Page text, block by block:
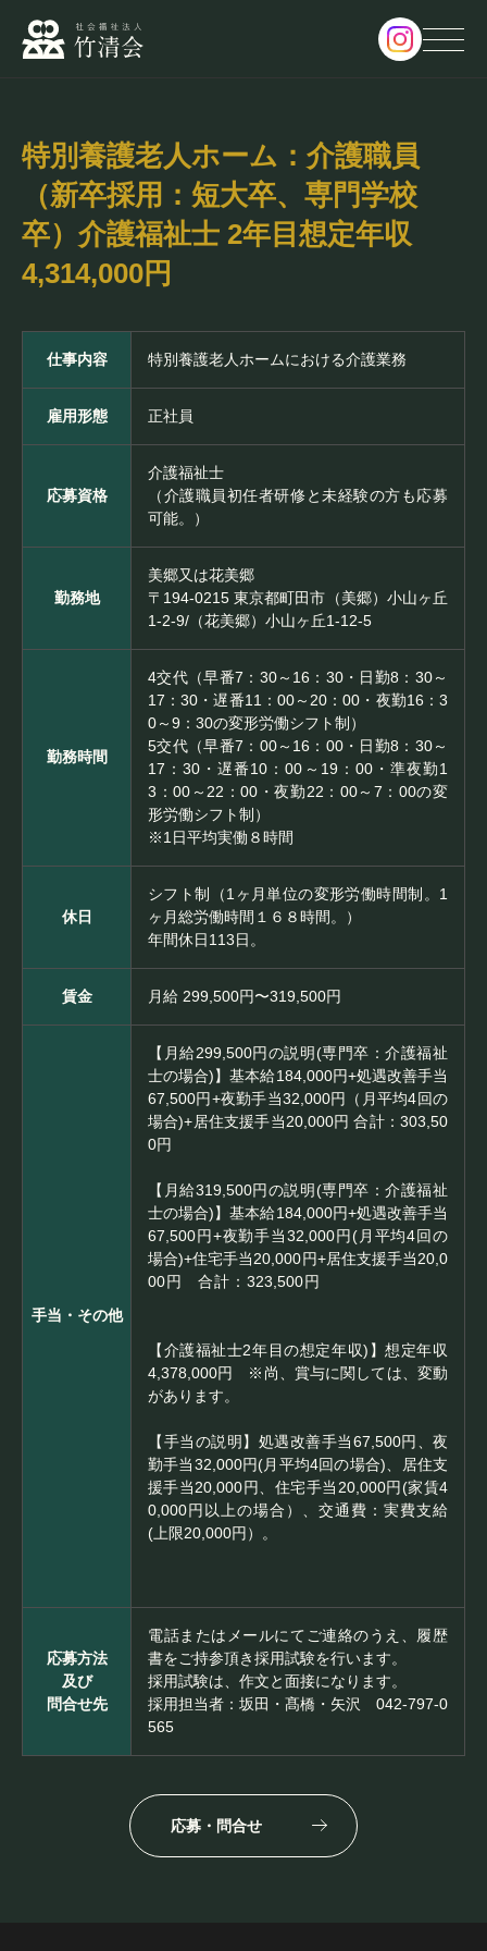
サービス・パンフレット
Service・Pamphlet
新着情報
News
採用情報
Recruit
特別養護老人ホーム：介護職員
（新卒採用：短大卒、専門学校
卒）介護福祉士 2年目想定年収
4,314,000円
仕事内容 特別養護老人ホームにおける介護業務
雇用形態 正社員
応募資格
介護福祉士
（介護職員初任者研修と未経験の方も応募
可能。）
勤務地
美郷又は花美郷
〒194-0215 東京都町田市（美郷）小山ヶ丘
1-2-9/（花美郷）小山ヶ丘1-12-5
勤務時間
4交代（早番7：30～16：30・日勤8：30～
17：30・遅番11：00～20：00・夜勤16：3
0～9：30の変形労働シフト制）
5交代（早番7：00～16：00・日勤8：30～
17：30・遅番10：00～19：00・準夜勤1
3：00～22：00・夜勤22：00～7：00の変
形労働シフト制）
※1日平均実働８時間
休日
シフト制（1ヶ月単位の変形労働時間制。1
ヶ月総労働時間１６８時間。）
年間休日113日。
賃金 月給 299,500円〜319,500円
手当・その他
【月給299,500円の説明(専門卒：介護福祉
士の場合)】基本給184,000円+処遇改善手当
67,500円+夜勤手当32,000円（月平均4回の
場合)+居住支援手当20,000円 合計：303,50
0円
【月給319,500円の説明(専門卒：介護福祉
士の場合)】基本給184,000円+処遇改善手当
67,500円+夜勤手当32,000円(月平均4回の
場合)+住宅手当20,000円+居住支援手当20,0
00円 合計：323,500円
【介護福祉士2年目の想定年収)】想定年収
4,378,000円 ※尚、賞与に関しては、変動
があります。
【手当の説明】処遇改善手当67,500円、夜
勤手当32,000円(月平均4回の場合)、居住支
援手当20,000円、住宅手当20,000円(家賃4
0,000円以上の場合）、交通費：実費支給
(上限20,000円）。
応募方法
及び
問合せ先
電話またはメールにてご連絡のうえ、履歴
書をご持参頂き採用試験を行います。
採用試験は、作文と面接になります。
採用担当者：坂田・髙橋・矢沢 042-797-0
565
応募・問合せ